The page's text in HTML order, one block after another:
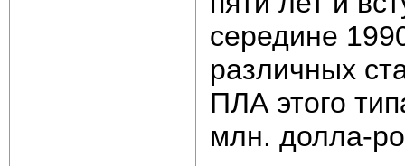
середине
различных
ПЛА этого
млн. долла-